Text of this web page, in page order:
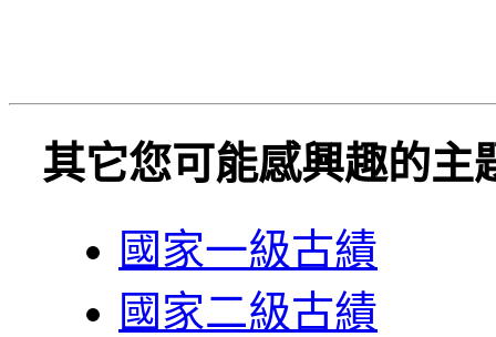
其它您可能感興趣的主
國家一級古績
國家二級古績